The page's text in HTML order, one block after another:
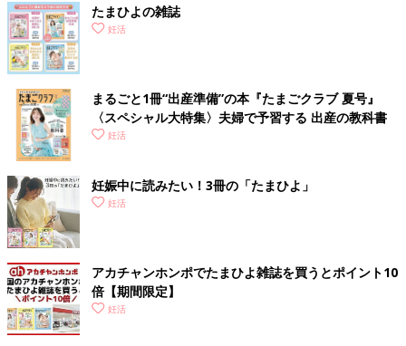
たまひよの雑誌
妊活
まるごと1冊“出産準備”の本『たまごクラブ 夏号』
〈スペシャル大特集〉夫婦で予習する 出産の教科書
妊活
妊娠中に読みたい！3冊の「たまひよ」
妊活
アカチャンホンポでたまひよ雑誌を買うとポイント10
倍【期間限定】
妊活